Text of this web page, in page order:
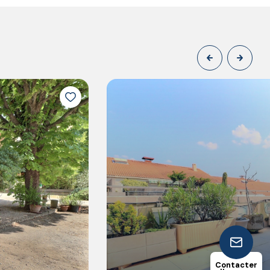
4
chambre(s)
157.83
m²
Contacter